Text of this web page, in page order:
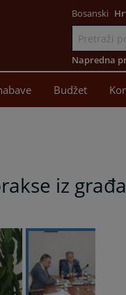
Bosanski
Napredna
Budžet
iz